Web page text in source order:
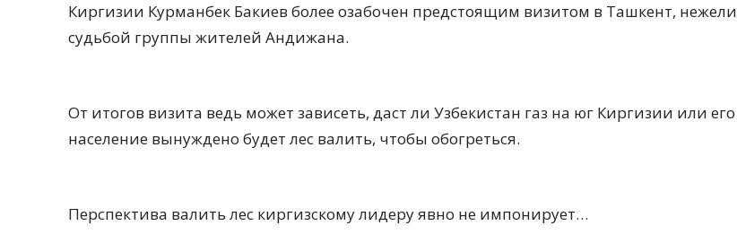
Киргизии Курманбек Бакиев более озабочен предстоящим визитом в Ташкент, нежели
судьбой группы жителей Андижана.
От итогов визита ведь может зависеть, даст ли Узбекистан газ на юг Киргизии или его
население вынуждено будет лес валить, чтобы обогреться.
Перспектива валить лес киргизскому лидеру явно не импонирует…